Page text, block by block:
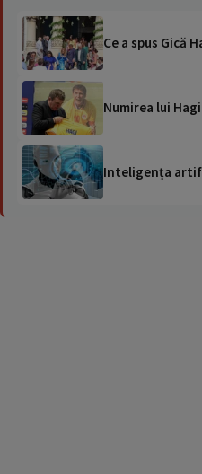
Ce a spus Gică
Numirea lui
Inteligența